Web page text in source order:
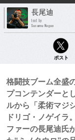
長尾迪
text by
Susumu Nagao
ポスト
格闘技ブーム全盛
プコンテンダーと
ルから「柔術マジ
ドリゴ・ノゲイラ
ファーの長尾迪氏